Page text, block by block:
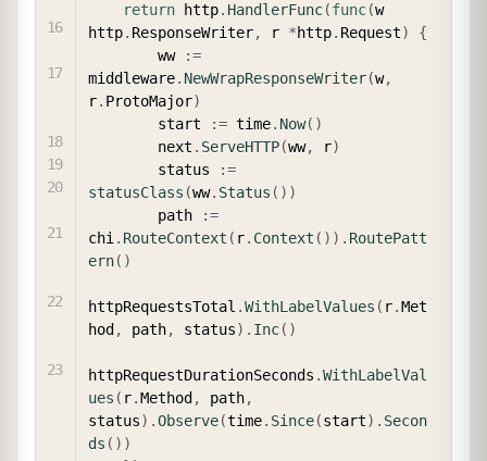
return http. HandlerFunc(func(w
http. ResponseWriter, r *http. Request)
{
        ww
:=
middleware. NewWrapResponseWriter(w,
r. ProtoMajor)
        start
:= time. Now( )
        next
. ServeHTTP(ww, r)
        status
:=
statusClass (ww. Status ( ) )
        path
:=
chi. RouteContext ( r. Context ( ) ) . RoutePatt
ern( )
httpRequestsTotal .WithLabelValues ( r.Met
hod , path, status) . Inc( )
httpRequestDurationSeconds .WithLabelVal
ues ( r.Method , path,
status) .Observe(time. Since(start) . Secon
ds ( ) )